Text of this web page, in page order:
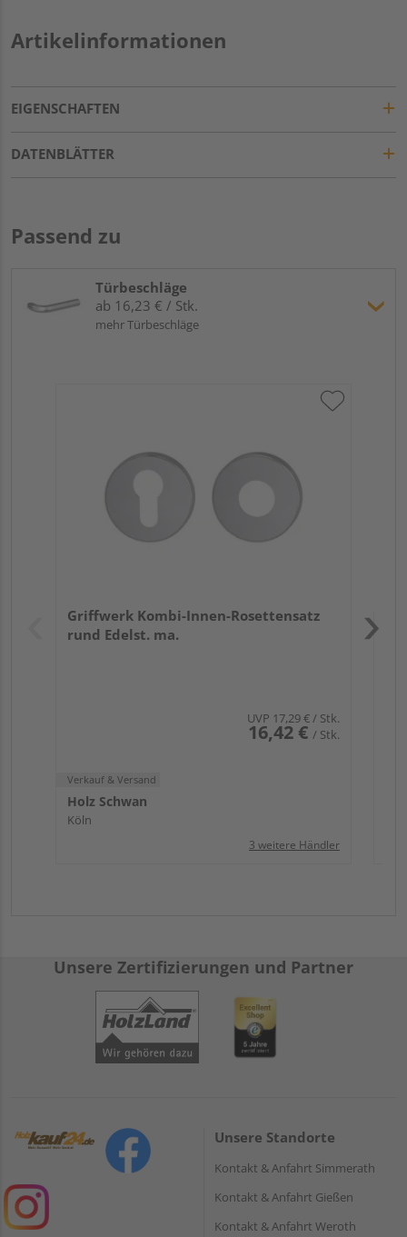
Artikelinformationen
EIGENSCHAFTEN
DATENBLÄTTER
Passend zu
Türbeschläge
ab 16,23 € / Stk.
mehr Türbeschläge
Griffwerk Kombi-Innen-Rosettensatz
rund Edelst. ma.
UVP 17,29 €/ Stk.
16,42 € / Stk.
Verkauf & Versand
Holz Schwan
Köln
3 weitere Händler
Unsere Zertifizierungen und Partner
Unsere Standorte
Kontakt & Anfahrt Simmerath
Kontakt & Anfahrt Gießen
Kontakt & Anfahrt Weroth